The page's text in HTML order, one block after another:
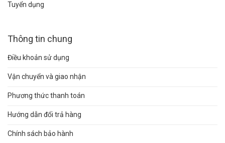
Tuyển dụng
Thông tin chung
Điều khoản sử dụng
Vận chuyển và giao nhận
Phương thức thanh toán
Hướng dẫn đổi trả hàng
Chính sách bảo hành